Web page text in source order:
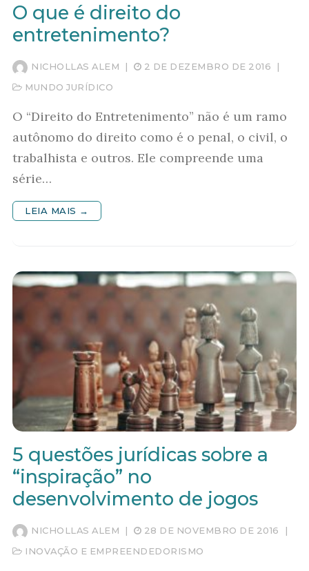
O que é direito do
entretenimento?
NICHOLLAS ALEM | 2 DE DEZEMBRO DE 2016
|
MUNDO JURÍDICO
O “Direito do Entretenimento” não é um ramo
autônomo do direito como é o penal, o civil, o
trabalhista e outros. Ele compreende uma
série…
LEIA MAIS →
5 questões jurídicas sobre a
“inspiração” no
desenvolvimento de jogos
NICHOLLAS ALEM | 28 DE NOVEMBRO DE 2016
|
INOVAÇÃO E EMPREENDEDORISMO